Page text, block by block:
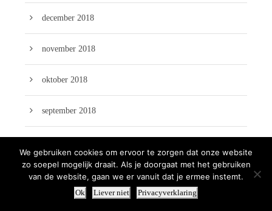
december 2018
november 2018
oktober 2018
september 2018
juli 2018
We gebruiken cookies om ervoor te zorgen dat onze website
zo soepel mogelijk draait. Als je doorgaat met het gebruiken
van de website, gaan we er vanuit dat je ermee instemt.
Ok Liever niet Privacyverklaring